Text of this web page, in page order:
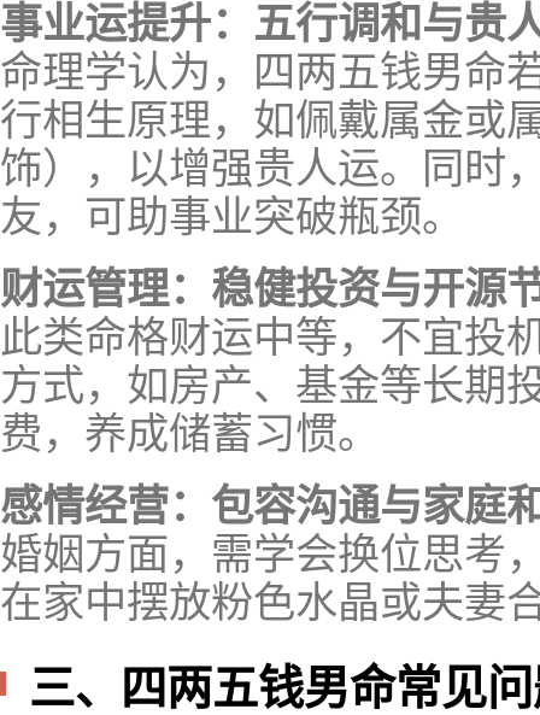
事业运提升：五行调和与贵
命理学认为，四两五钱男命
行相生原理，如佩戴属金或
饰），以增强贵人运。同时
友，可助事业突破瓶颈。
财运管理：稳健投资与开源
此类命格财运中等，不宜投
方式，如房产、基金等长期
费，养成储蓄习惯。
感情经营：包容沟通与家庭
婚姻方面，需学会换位思考
在家中摆放粉色水晶或夫妻
三、四两五钱男命常见